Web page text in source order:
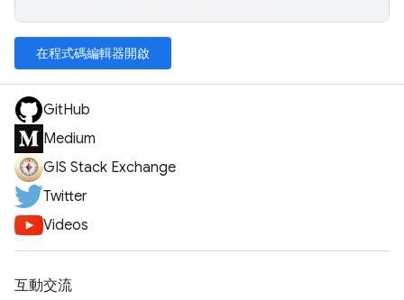
在程式碼編輯器開啟
GitHub
Medium
GIS Stack Exchange
Twitter
Videos
互動交流